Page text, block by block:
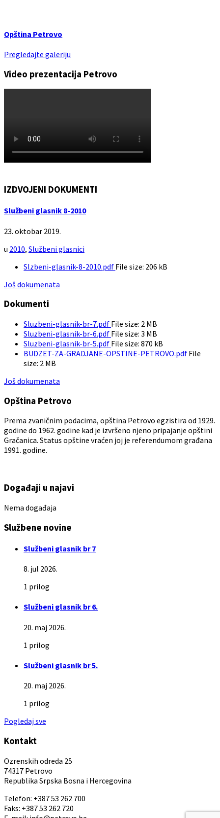
Opština Petrovo
Pregledajte galeriju
Video prezentacija Petrovo
IZDVOJENI DOKUMENTI
Službeni glasnik 8-2010
23. oktobar 2019.
u 2010, Službeni glasnici
Slzbeni-glasnik-8-2010.pdf File size: 206 kB
Još dokumenata
Dokumenti
Sluzbeni-glasnik-br-7.pdf File size: 2 MB
Sluzbeni-glasnik-br-6.pdf File size: 3 MB
Sluzbeni-glasnik-br-5.pdf File size: 870 kB
BUDZET-ZA-GRADJANE-OPSTINE-PETROVO.pdf File
size: 2 MB
Još dokumenata
Opština Petrovo
Prema zvaničnim podacima, opština Petrovo egzistira od 1929.
godine do 1962. godine kad je izvršeno njeno pripajanje opštini
Gračanica. Status opštine vraćen joj je referendumom građana
1991. godine.
Događaji u najavi
Nema događaja
Službene novine
Službeni glasnik br 7
8. jul 2026.
1 prilog
Službeni glasnik br 6.
20. maj 2026.
1 prilog
Službeni glasnik br 5.
20. maj 2026.
1 prilog
Pogledaj sve
Kontakt
Ozrenskih odreda 25
74317 Petrovo
Republika Srpska Bosna i Hercegovina
Telefon: +387 53 262 700
Faks: +387 53 262 720